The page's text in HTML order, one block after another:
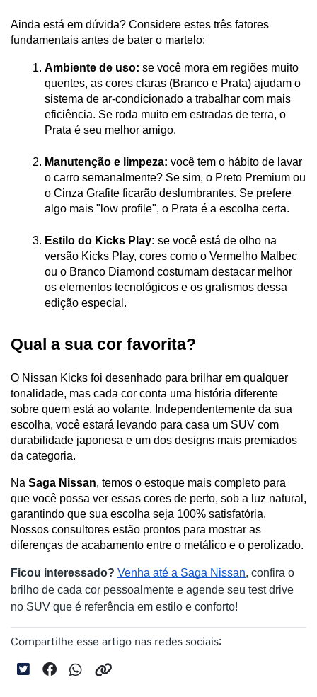
Ainda está em dúvida? Considere estes três fatores
fundamentais antes de bater o martelo:
Ambiente de uso: se você mora em regiões muito
quentes, as cores claras (Branco e Prata) ajudam o
sistema de ar-condicionado a trabalhar com mais
eficiência. Se roda muito em estradas de terra, o
Prata é seu melhor amigo.
Manutenção e limpeza: você tem o hábito de lavar
o carro semanalmente? Se sim, o Preto Premium ou
o Cinza Grafite ficarão deslumbrantes. Se prefere
algo mais "low profile", o Prata é a escolha certa.
Estilo do Kicks Play: se você está de olho na
versão Kicks Play, cores como o Vermelho Malbec
ou o Branco Diamond costumam destacar melhor
os elementos tecnológicos e os grafismos dessa
edição especial.
Qual a sua cor favorita?
O Nissan Kicks foi desenhado para brilhar em qualquer
tonalidade, mas cada cor conta uma história diferente
sobre quem está ao volante. Independentemente da sua
escolha, você estará levando para casa um SUV com
durabilidade japonesa e um dos designs mais premiados
da categoria.
Na Saga Nissan, temos o estoque mais completo para
que você possa ver essas cores de perto, sob a luz natural,
garantindo que sua escolha seja 100% satisfatória.
Nossos consultores estão prontos para mostrar as
diferenças de acabamento entre o metálico e o perolizado.
Ficou interessado? Venha até a Saga Nissan, confira o
brilho de cada cor pessoalmente e agende seu test drive
no SUV que é referência em estilo e conforto!
Compartilhe esse artigo nas redes sociais: